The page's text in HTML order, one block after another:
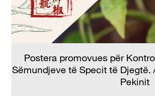
Postera promovues për
Sëmundjeve të Specit të
Pekinit